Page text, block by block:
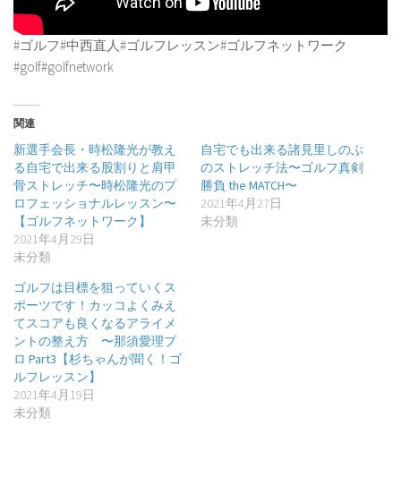
#ゴルフ#中西直人#ゴルフレッスン#ゴルフネットワーク
#golf#golfnetwork
関連
新選手会長・時松隆光が教え
る自宅で出来る股割りと肩甲
骨ストレッチ〜時松隆光のプ
ロフェッショナルレッスン〜
【ゴルフネットワーク】
2021年4月29日
未分類
自宅でも出来る諸見里しのぶ
のストレッチ法〜ゴルフ真剣
勝負 the MATCH〜
2021年4月27日
未分類
ゴルフは目標を狙っていくス
ポーツです！カッコよくみえ
てスコアも良くなるアライメ
ントの整え方 〜那須愛理プ
ロ Part3【杉ちゃんが聞く！ゴ
ルフレッスン】
2021年4月19日
未分類